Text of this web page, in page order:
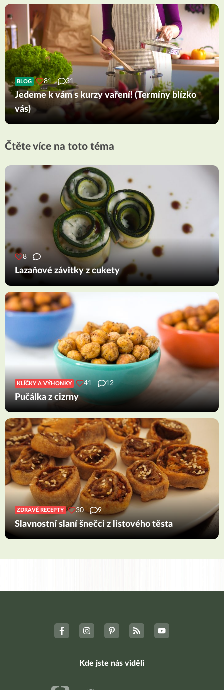
BLOG 81 31
Jedeme k vám s kurzy vaření! (Termíny blízko
vás)
Čtěte více na toto téma
8
Lazaňové závitky z cukety
KLÍČKY A VÝHONKY 41 12
Pučálka z cizrny
ZDRAVÉ RECEPTY 30 9
Slavnostní slaní šnečci z listového těsta
Kde jste nás viděli